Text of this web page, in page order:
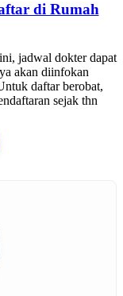
di Rumah
jadwal dokter dapat
akan diinfokan
daftar berobat,
sejak thn